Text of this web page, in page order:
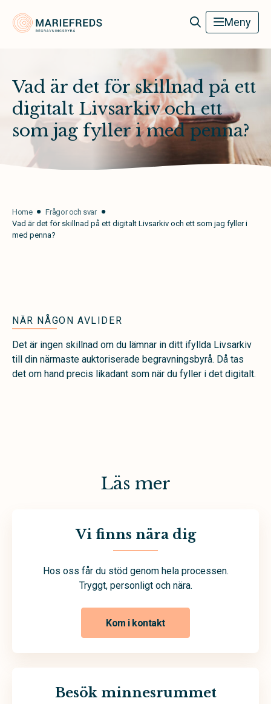
Mariefreds Begravningsbyrå Meny
Vad är det för skillnad på ett
digitalt Livsarkiv och ett
som jag fyller i med penna?
Home
Frågor och svar
Vad är det för skillnad på ett digitalt Livsarkiv och ett som jag fyller i
med penna?
NÄR NÅGON AVLIDER
Det är ingen skillnad om du lämnar in ditt ifyllda Livsarkiv
till din närmaste auktoriserade begravningsbyrå. Då tas
det om hand precis likadant som när du fyller i det digitalt.
Läs mer
Vi finns nära dig
Hos oss får du stöd genom hela processen.
Tryggt, personligt och nära.
Kom i kontakt
Besök minnesrummet